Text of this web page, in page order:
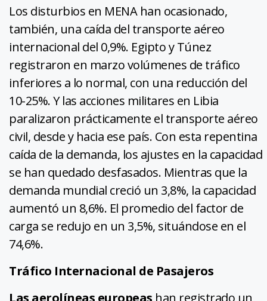
Los disturbios en MENA han ocasionado,
también, una caída del transporte aéreo
internacional del 0,9%. Egipto y Túnez
registraron en marzo volúmenes de tráfico
inferiores a lo normal, con una reducción del
10-25%. Y las acciones militares en Libia
paralizaron prácticamente el transporte aéreo
civil, desde y hacia ese país. Con esta repentina
caída de la demanda, los ajustes en la capacidad
se han quedado desfasados. Mientras que la
demanda mundial creció un 3,8%, la capacidad
aumentó un 8,6%. El promedio del factor de
carga se redujo en un 3,5%, situándose en el
74,6%.
Tráfico Internacional de Pasajeros
Las aerolíneas europeas han registrado un